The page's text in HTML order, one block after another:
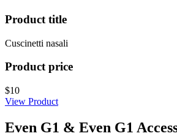
Product title
Cuscinetti nasali
Product price
$10
View Product
Even G1 & Even G1